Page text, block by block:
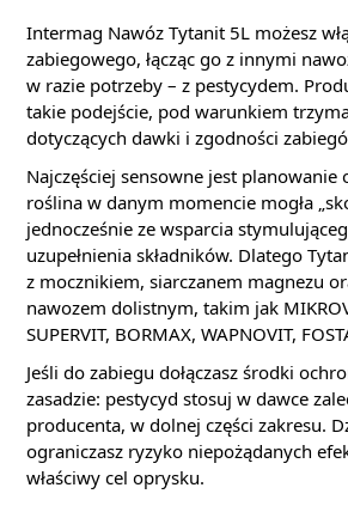
Intermag Nawóz Tytanit 5L możesz
zabiegowego, łącząc go z innymi
w razie potrzeby – z pestycydem.
takie podejście, pod warunkiem
dotyczących dawki i zgodności
Najczęściej sensowne jest planowanie
roślina w danym momencie mogła
jednocześnie ze wsparcia
uzupełnienia składników. Dlatego
z mocznikiem, siarczanem magnezu
nawozem dolistnym, takim jak
SUPERVIT, BORMAX, WAPNOVIT,
Jeśli do zabiegu dołączasz środki
zasadzie: pestycyd stosuj w dawce
producenta, w dolnej części zakresu.
ograniczasz ryzyko niepożądanych
właściwy cel oprysku.